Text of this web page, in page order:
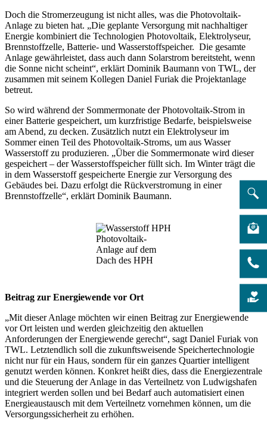
Doch die Stromerzeugung ist nicht alles, was die Photovoltaik-
Anlage zu bieten hat. „Die geplante Versorgung mit nachhaltiger
Energie kombiniert die Technologien Photovoltaik, Elektrolyseur,
Brennstoffzelle, Batterie- und Wasserstoffspeicher. Die gesamte
Anlage gewährleistet, dass auch dann Solarstrom bereitsteht, wenn
die Sonne nicht scheint“, erklärt Dominik Baumann von TWL, der
zusammen mit seinem Kollegen Daniel Furiak die Projektanlage
betreut.
So wird während der Sommermonate der Photovoltaik-Strom in
einer Batterie gespeichert, um kurzfristige Bedarfe, beispielsweise
am Abend, zu decken. Zusätzlich nutzt ein Elektrolyseur im
Sommer einen Teil des Photovoltaik-Stroms, um aus Wasser
Wasserstoff zu produzieren. „Über die Sommermonate wird dieser
gespeichert – der Wasserstoffspeicher füllt sich. Im Winter trägt die
in dem Wasserstoff gespeicherte Energie zur Versorgung des
Gebäudes bei. Dazu erfolgt die Rückverstromung in einer
Brennstoffzelle“, erklärt Dominik Baumann.
Photovoltaik-
Anlage auf dem
Dach des HPH
Beitrag zur Energiewende vor Ort
„Mit dieser Anlage möchten wir einen Beitrag zur Energiewende
vor Ort leisten und werden gleichzeitig den aktuellen
Anforderungen der Energiewende gerecht“, sagt Daniel Furiak von
TWL. Letztendlich soll die zukunftsweisende Speichertechnologie
nicht nur für ein Haus, sondern für ein ganzes Quartier intelligent
genutzt werden können. Konkret heißt dies, dass die Energiezentrale
und die Steuerung der Anlage in das Verteilnetz von Ludwigshafen
integriert werden sollen und bei Bedarf auch automatisiert einen
Energieaustausch mit dem Verteilnetz vornehmen können, um die
Versorgungssicherheit zu erhöhen.